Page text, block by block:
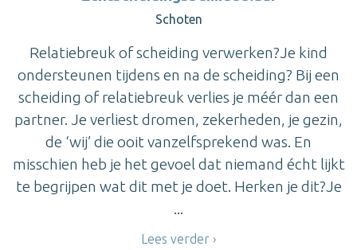
Schoten
Relatiebreuk of scheiding verwerken?Je kind
ondersteunen tijdens en na de scheiding? Bij een
scheiding of relatiebreuk verlies je méér dan een
partner. Je verliest dromen, zekerheden, je gezin,
de ‘wij’ die ooit vanzelfsprekend was. En
misschien heb je het gevoel dat niemand écht lijkt
te begrijpen wat dit met je doet. Herken je dit?Je
...
Lees verder